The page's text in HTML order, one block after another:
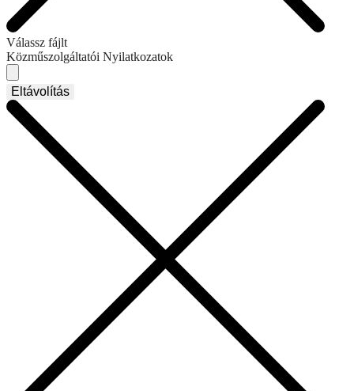
Válassz fájlt
Közműszolgáltatói Nyilatkozatok
Eltávolítás